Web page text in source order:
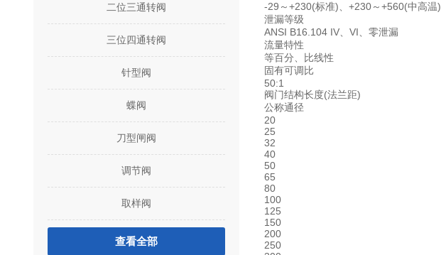
二位三通转阀
三位四通转阀
针型阀
蝶阀
刀型闸阀
调节阀
取样阀
查看全部
-29～+230(标准)、+230～+560(中高温)
泄漏等级
ANSI B16.104 IV、VI、零泄漏
流量特性
等百分、比线性
固有可调比
50:1
阀门结构长度(法兰距)
公称通径
20
25
32
40
50
65
80
100
125
150
200
250